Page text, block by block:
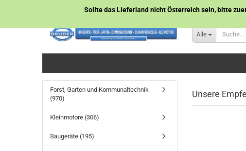
Alle
Sollte das Lieferland nicht Österreich sein, bitte
Unsere
TOP TOP
Forst, Garten und Kommunaltechnik
(970)
Kleinmotore (306)
Baugeräte (195)